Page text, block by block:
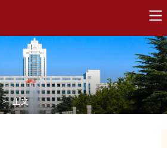
> 正文